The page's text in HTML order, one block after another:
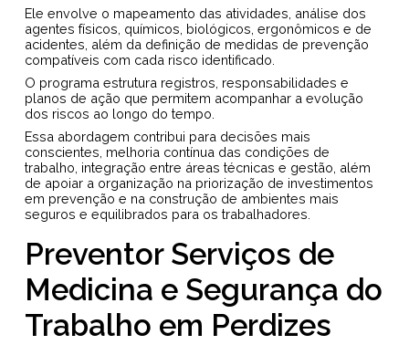
Ele envolve o mapeamento das atividades, análise dos
agentes físicos, químicos, biológicos, ergonômicos e de
acidentes, além da definição de medidas de prevenção
compatíveis com cada risco identificado.
O programa estrutura registros, responsabilidades e
planos de ação que permitem acompanhar a evolução
dos riscos ao longo do tempo.
Essa abordagem contribui para decisões mais
conscientes, melhoria contínua das condições de
trabalho, integração entre áreas técnicas e gestão, além
de apoiar a organização na priorização de investimentos
em prevenção e na construção de ambientes mais
seguros e equilibrados para os trabalhadores.
Preventor Serviços de
Medicina e Segurança do
Trabalho em Perdizes